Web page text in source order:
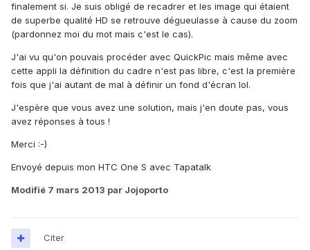
finalement si. Je suis obligé de recadrer et les image qui étaient
de superbe qualité HD se retrouve dégueulasse à cause du zoom
(pardonnez moi du mot mais c'est le cas).
J'ai vu qu'on pouvais procéder avec QuickPic mais même avec
cette appli la définition du cadre n'est pas libre, c'est la première
fois que j'ai autant de mal à définir un fond d'écran lol.
J'espère que vous avez une solution, mais j'en doute pas, vous
avez réponses à tous !
Merci :-)
Envoyé depuis mon HTC One S avec Tapatalk
Modifié 7 mars 2013 par Jojoporto
Citer